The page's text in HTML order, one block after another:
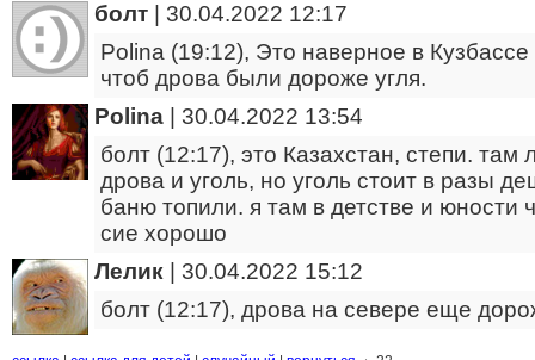
болт
30.04.2022 12:17
Polina (19:12), Это наверное в
чтоб дрова были дороже угля.
Polina
30.04.2022 13:54
болт (12:17), это Казахстан, степи. там
дрова и уголь, но уголь стоит в разы
баню топили. я там в детстве и юности
сие хорошо
Лелик
30.04.2022 15:12
болт (12:17), дрова на севере еще